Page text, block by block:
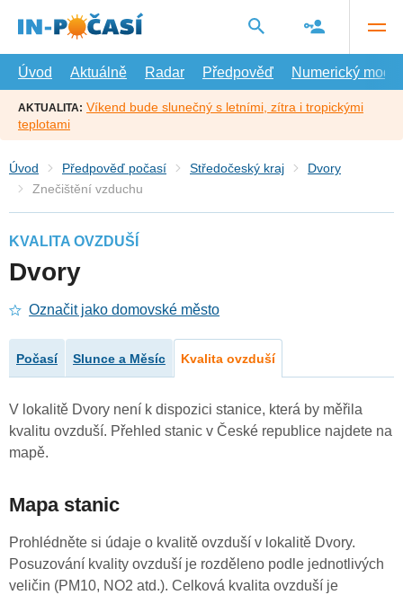
hlavní
Úvod
Aktuálně Radar Předpověď Numerický model
AKTUALITA: Víkend bude slunečný s letními, zítra i tropickými
teplotami
Úvod Předpověď počasí Středočeský kraj
Dvory
Znečištění vzduchu
KVALITA OVZDUŠÍ
Dvory
Označit jako domovské město
Počasí Slunce a Měsíc Kvalita ovzduší
V lokalitě Dvory není k dispozici stanice, která by měřila
kvalitu ovzduší. Přehled stanic v České republice najdete na
mapě.
Mapa stanic
Prohlédněte si údaje o kvalitě ovzduší v lokalitě Dvory.
Posuzování kvality ovzduší je rozděleno podle jednotlivých
veličin (PM10, NO2 atd.). Celková kvalita ovzduší je